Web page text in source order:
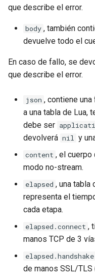
que describe el error.
body , también
devuelve todo el
En caso de fallo, se
que describe el error.
json , contiene
a una tabla de Lua,
debe ser
devolverá nil y
content , el
modo no-stream.
elapsed , una tabla
representa el
cada etapa.
elapsed.connect ,
manos TCP de 3
elapsed.handshake
de manos SSL/TLS